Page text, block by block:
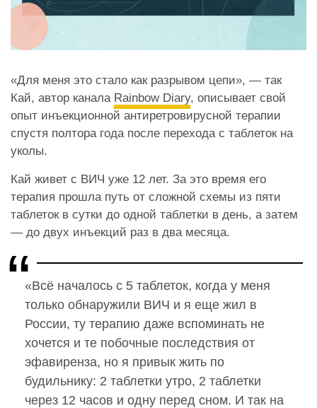
«Для меня это стало как разрывом цепи», — так
Кай, автор канала Rainbow Diary, описывает свой
опыт инъекционной антиретровирусной терапии
спустя полтора года после перехода с таблеток на
уколы.
Кай живет с ВИЧ уже 12 лет. За это время его
терапия прошла путь от сложной схемы из пяти
таблеток в сутки до одной таблетки в день, а затем
— до двух инъекций раз в два месяца.
«Всё началось с 5 таблеток, когда у меня
только обнаружили ВИЧ и я еще жил в
России, ту терапию даже вспоминать не
хочется и те побочные последствия от
эфавиренза, но я привык жить по
будильнику: 2 таблетки утро, 2 таблетки
через 12 часов и одну перед сном. И так на